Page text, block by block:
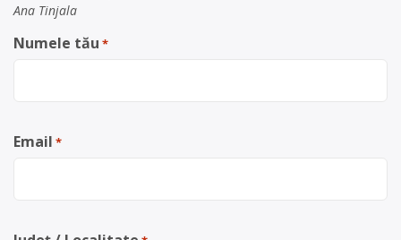
Ana Tinjala
Numele tău *
Email *